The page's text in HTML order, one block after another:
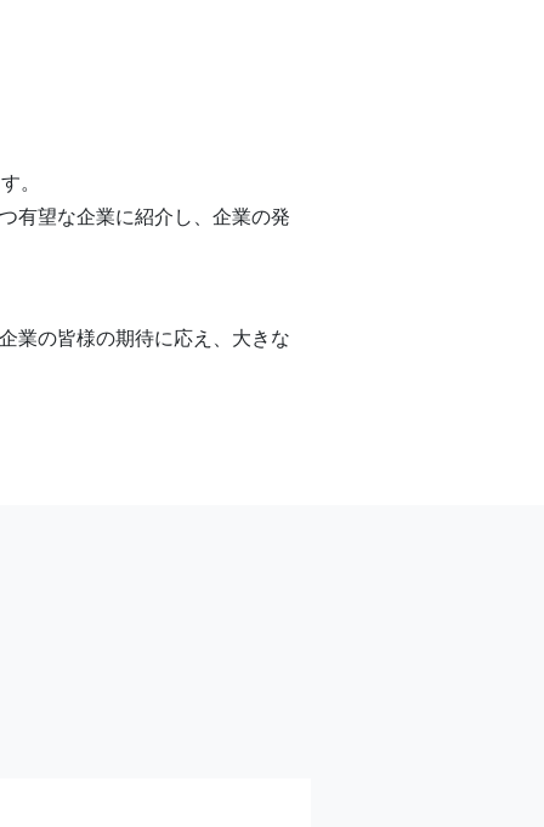
。
有望な企業に紹介し、企業の発
業の皆様の期待に応え、大きな